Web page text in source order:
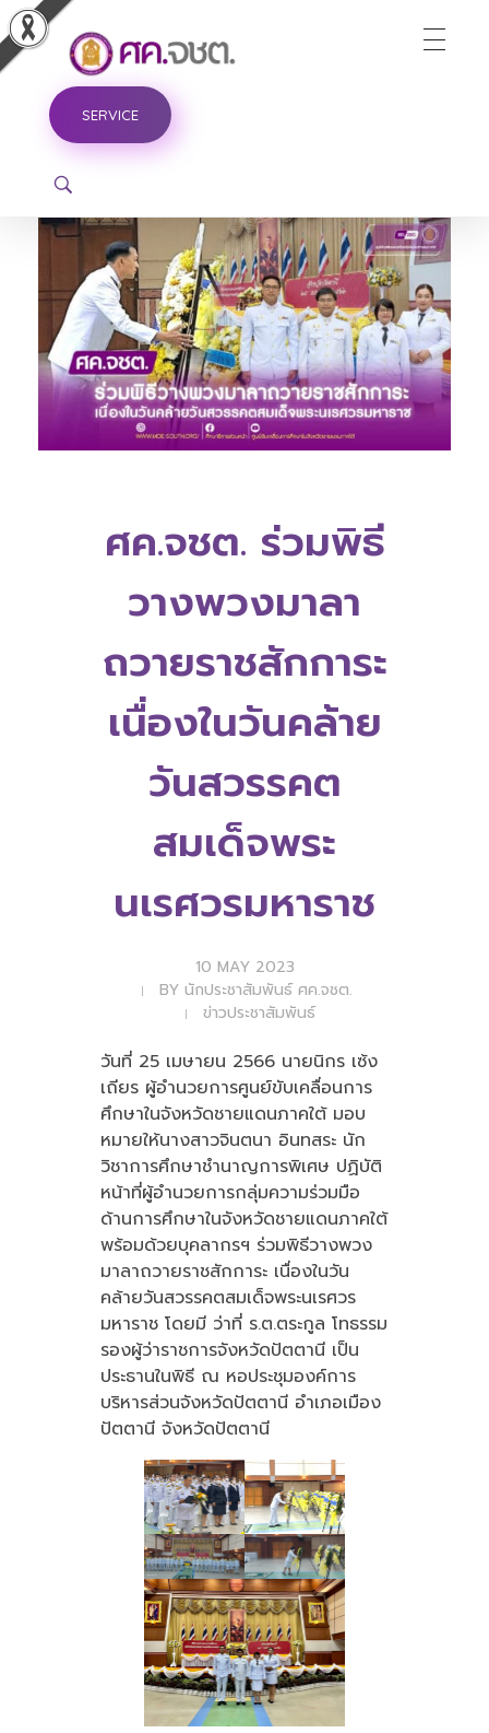
ศูนย์ขับเคลื่อนการศึกษาในจังหวัดชายแดนภาคใต้
SERVICE
ศค.จชต. ร่วมพิธี
วางพวงมาลา
ถวายราชสักการะ
เนื่องในวันคล้าย
วันสวรรคต
สมเด็จพระ
นเรศวรมหาราช
10 MAY 2023
BY นักประชาสัมพันธ์ ศค.จชต.
ข่าวประชาสัมพันธ์
วันที่ 25 เมษายน 2566 นายนิกร เซ้ง
เถียร ผู้อำนวยการศูนย์ขับเคลื่อนการ
ศึกษาในจังหวัดชายแดนภาคใต้ มอบ
หมายให้นางสาวจินตนา อินทสระ นัก
วิชาการศึกษาชำนาญการพิเศษ ปฏิบัติ
หน้าที่ผู้อำนวยการกลุ่มความร่วมมือ
ด้านการศึกษาในจังหวัดชายแดนภาคใต้
พร้อมด้วยบุคลากรฯ ร่วมพิธีวางพวง
มาลาถวายราชสักการะ เนื่องในวัน
คล้ายวันสวรรคตสมเด็จพระนเรศวร
มหาราช โดยมี ว่าที่ ร.ต.ตระกูล โทธรรม
รองผู้ว่าราชการจังหวัดปัตตานี เป็น
ประธานในพิธี ณ หอประชุมองค์การ
บริหารส่วนจังหวัดปัตตานี อำเภอเมือง
ปัตตานี จังหวัดปัตตานี